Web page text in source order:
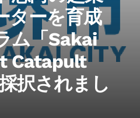
ターを育成
ム「Sakai
Catapult
択されまし